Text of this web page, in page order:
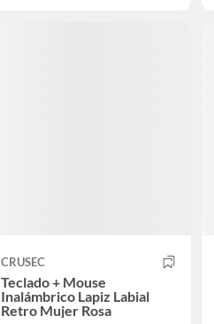
CRUSEC
Teclado + Mouse
Inalámbrico Lapiz Labial
Retro Mujer Rosa